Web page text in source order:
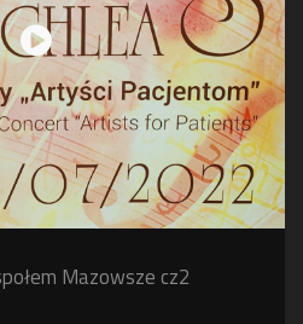
Mazowsze cz2